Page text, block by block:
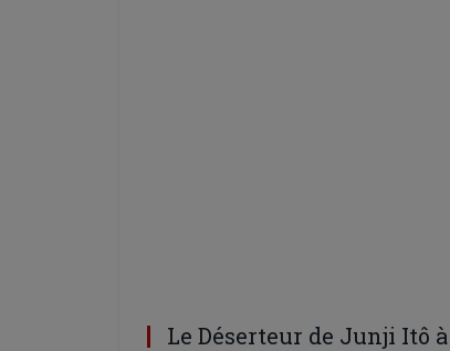
Le Déserteur de Junji Itô